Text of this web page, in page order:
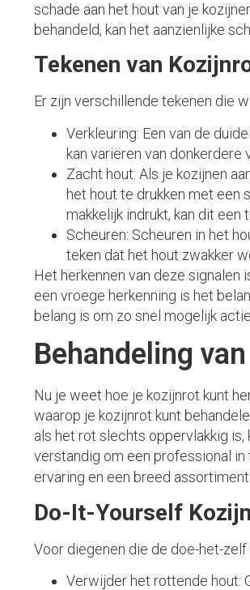
schade aan het hout van je
behandeld, kan het aanzienlijke
Tekenen van
Er zijn verschillende tekenen die
Verkleuring: Een van de
kan variëren van donkerdere
Zacht hout: Als je kozijnen
het hout te drukken met een
makkelijk indrukt, kan dit een
Scheuren: Scheuren in het
teken dat het hout zwakker
Het herkennen van deze signalen
een vroege herkenning is het
belang is om zo snel mogelijk
Behandeling
Nu je weet hoe je kozijnrot kunt
waarop je kozijnrot kunt
als het rot slechts oppervlakkig
verstandig om een professional in
ervaring en een breed
Do-It-Yourself
Voor diegenen die de doe-het-
Verwijder het rottende hout: